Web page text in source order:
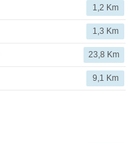
1,2 Km
1,3 Km
23,8 Km
9,1 Km